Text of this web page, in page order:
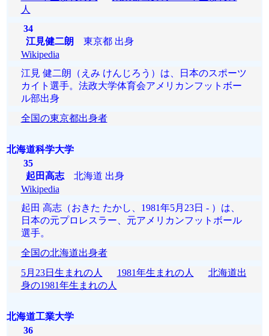
人
34
江見健二朗 東京都 出身
Wikipedia
江見 健二朗（えみ けんじろう）は、日本のスポーツ
カイト選手。法政大学体育会アメリカンフットボー
ル部出身
全国の東京都出身者
北海道科学大学
35
起田高志北海道 出身
Wikipedia
起田 高志（おきた たかし、1981年5月23日 - ）は、
日本の元プロレスラー、元アメリカンフットボール
選手。
全国の北海道出身者
5月23日生まれの人
1981年生まれの人
北海道出
身の1981年生まれの人
北海道工業大学
36